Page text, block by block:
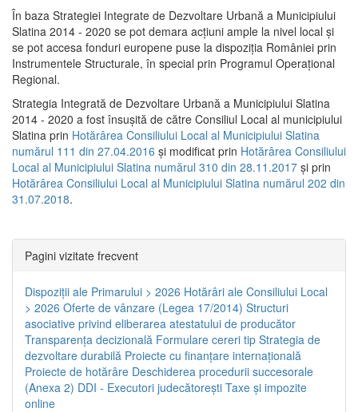
În baza Strategiei Integrate de Dezvoltare Urbană a Municipiului
Slatina 2014 - 2020 se pot demara acţiuni ample la nivel local şi
se pot accesa fonduri europene puse la dispoziţia României prin
Instrumentele Structurale, în special prin Programul Operațional
Regional.
Strategia Integrată de Dezvoltare Urbană a Municipiului Slatina
2014 - 2020 a fost însuşită de către Consiliul Local al municipiului
Slatina prin Hotărârea Consiliului Local al Municipiului Slatina
numărul 111 din 27.04.2016 și modificat prin Hotărârea Consiliului
Local al Municipiului Slatina numărul 310 din 28.11.2017 și prin
Hotărârea Consiliului Local al Municipiului Slatina numărul 202 din
31.07.2018.
Pagini vizitate frecvent
Dispoziţii ale Primarului > 2026 Hotărâri ale Consiliului Local
> 2026 Oferte de vânzare (Legea 17/2014) Structuri
asociative privind eliberarea atestatului de producător
Transparenţa decizională Formulare cereri tip Strategia de
dezvoltare durabilă Proiecte cu finanţare internaţională
Proiecte de hotărâre Deschiderea procedurii succesorale
(Anexa 2) DDI - Executori judecătorești Taxe şi impozite
online